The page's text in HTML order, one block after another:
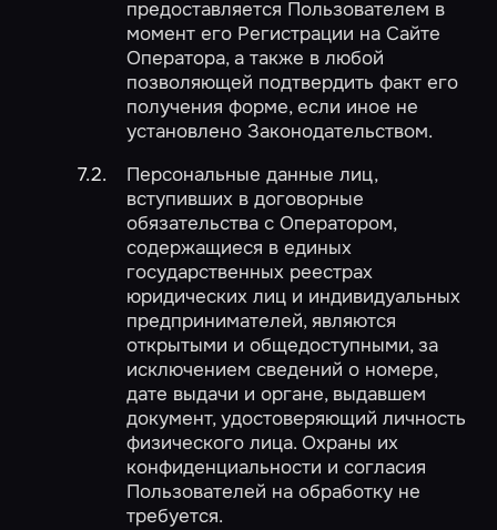
предоставляется Пользователем в
момент его Регистрации на Сайте
Оператора, а также в любой
позволяющей подтвердить факт его
получения форме, если иное не
установлено Законодательством.
Персональные данные лиц,
вступивших в договорные
обязательства с Оператором,
содержащиеся в единых
государственных реестрах
юридических лиц и индивидуальных
предпринимателей, являются
открытыми и общедоступными, за
исключением сведений о номере,
дате выдачи и органе, выдавшем
документ, удостоверяющий личность
физического лица. Охраны их
конфиденциальности и согласия
Пользователей на обработку не
требуется.